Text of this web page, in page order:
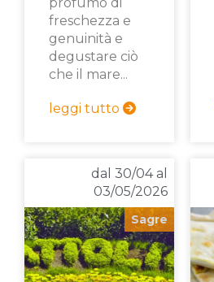
freschezza e
genuinità e
degustare ciò
che il mare...
leggi tutto
dal 30/04 al
03/05/2026
Sagre